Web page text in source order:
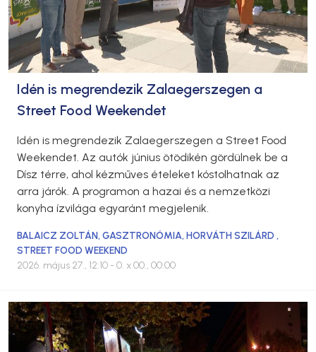
Idén is megrendezik Zalaegerszegen a
Street Food Weekendet
Idén is megrendezik Zalaegerszegen a Street Food
Weekendet. Az autók június ötödikén gördülnek be a
Dísz térre, ahol kézműves ételeket kóstolhatnak az
arra járók. A programon a hazai és a nemzetközi
konyha ízvilága egyaránt megjelenik.
BALAICZ ZOLTÁN,GASZTRONÓMIA,HORVÁTH SZILÁRD ,
STREET FOOD WEEKEND
2026. május 27., 12:10 - 0. x 00., 00:00